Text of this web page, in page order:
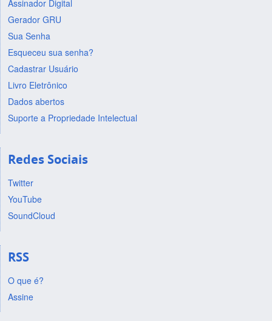
Assinador Digital
Gerador GRU
Sua Senha
Esqueceu sua senha?
Cadastrar Usuário
Livro Eletrônico
Dados abertos
Suporte a Propriedade Intelectual
Redes Sociais
Twitter
YouTube
SoundCloud
RSS
O que é?
Assine